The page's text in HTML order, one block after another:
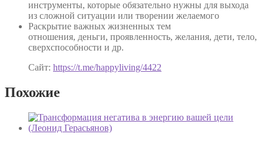
инструменты, которые обязательно нужны для выхода
из сложной ситуации или творении желаемого
Раскрытие важных жизненных тем
отношения, деньги, проявленность, желания, дети, тело,
сверхспособности и др.
Сайт: https://t.me/happyliving/4422
Похожие